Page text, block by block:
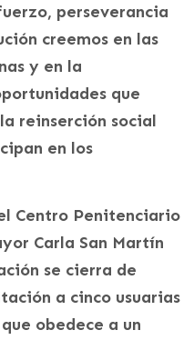
perseverancia
creemos en las
y en la
que
reinserción social
en los
Centro Penitenciario
Carla San Martín
se cierra de
a cinco usuarias
obedece a un